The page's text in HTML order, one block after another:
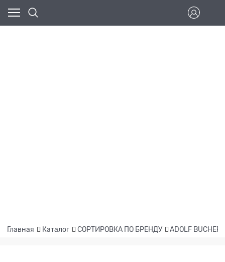
Главная Каталог СОРТИРОВКА ПО БРЕНДУ ADOLF BUCHER